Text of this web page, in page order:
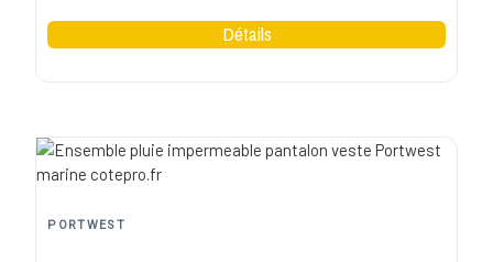
PORTWEST